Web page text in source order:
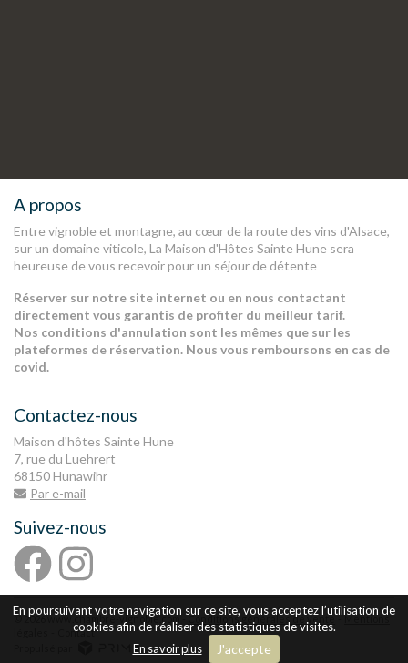
actualités et offres
A propos
Entre vignoble et montagne, au cœur de la route des vins d'Alsace,
sur un domaine viticole, La Maison d'Hôtes Sainte Hune sera
heureuse de vous recevoir pour un séjour de détente
Réserver sur notre site internet ou en nous contactant
directement vous garantis de profiter du meilleur tarif.
Nos conditions d'annulation sont les mêmes que sur les
plateformes de réservation. Nous vous remboursons en cas de
covid.
Contactez-nous
Maison d'hôtes Sainte Hune
7, rue du Luehrert
68150 Hunawihr
Par e-mail
Suivez-nous
© 2026 www.chambre-vignoble.com -Conditions générales de vente
Mentions
Contact
En poursuivant votre navigation sur ce site, vous acceptez l’utilisation de
cookies afin de réaliser des statistiques de visites.
En savoir plus
J'accepte